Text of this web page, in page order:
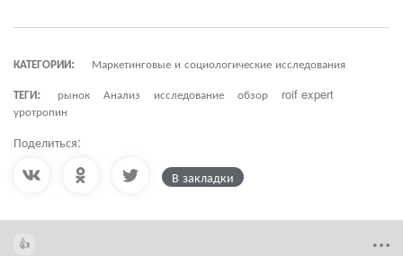
КАТЕГОРИИ:
Маркетинговые и социологические исследования
ТЕГИ:
рынок Анализ исследование обзор
roif expert
уротропин
Поделиться:
В закладки